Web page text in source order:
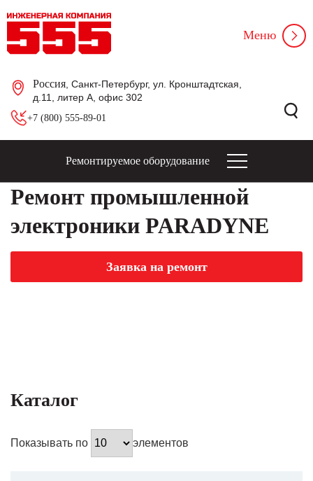
Россия , Санкт-Петербург, ул. Кронштадтская,
д.11, литер А, офис 302
+7 (800) 555-89-01
Меню
Ремонтируемое оборудование
Ремонт промышленной
электроники PARADYNE
Заявка на ремонт
Каталог
Показывать по элементов